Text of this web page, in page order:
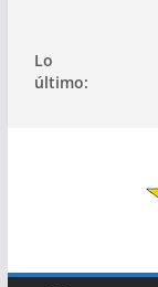
contenido
Lo
último: